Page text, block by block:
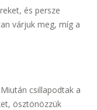
és persze
várjuk meg, míg a
csillapodtak a
ösztönözzük